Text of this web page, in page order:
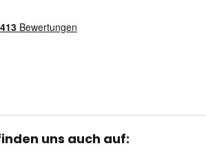
uns auch auf: